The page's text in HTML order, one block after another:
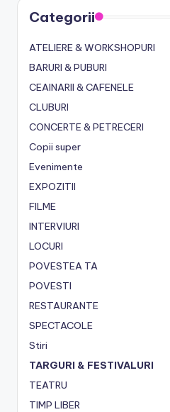
Categorii
ATELIERE & WORKSHOPURI
BARURI & PUBURI
CEAINARII & CAFENELE
CLUBURI
CONCERTE & PETRECERI
Copii super
Evenimente
EXPOZITII
FILME
INTERVIURI
LOCURI
POVESTEA TA
POVESTI
RESTAURANTE
SPECTACOLE
Stiri
TARGURI & FESTIVALURI
TEATRU
TIMP LIBER